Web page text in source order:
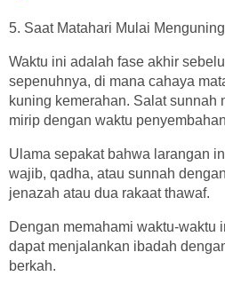
5. Saat Matahari Mulai
Waktu ini adalah fase akhir
sepenuhnya, di mana cahaya
kuning kemerahan. Salat sunnah
mirip dengan waktu
Ulama sepakat bahwa larangan
wajib, qadha, atau sunnah
jenazah atau dua rakaat thawaf.
Dengan memahami waktu-waktu
dapat menjalankan ibadah
berkah.